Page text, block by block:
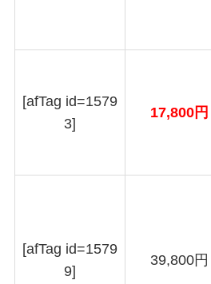
[afTag id=1579
3]
17,800円
[afTag id=1579
9]
39,800円